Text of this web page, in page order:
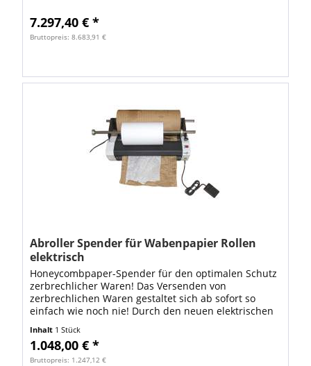
7.297,40 € *
Bruttopreis: 8.683,91 €
Abroller Spender für Wabenpapier Rollen
elektrisch
Honeycombpaper-Spender für den optimalen Schutz
zerbrechlicher Waren! Das Versenden von
zerbrechlichen Waren gestaltet sich ab sofort so
einfach wie noch nie! Durch den neuen elektrischen
Inhalt 1 Stück
1.048,00 € *
Bruttopreis: 1.247,12 €